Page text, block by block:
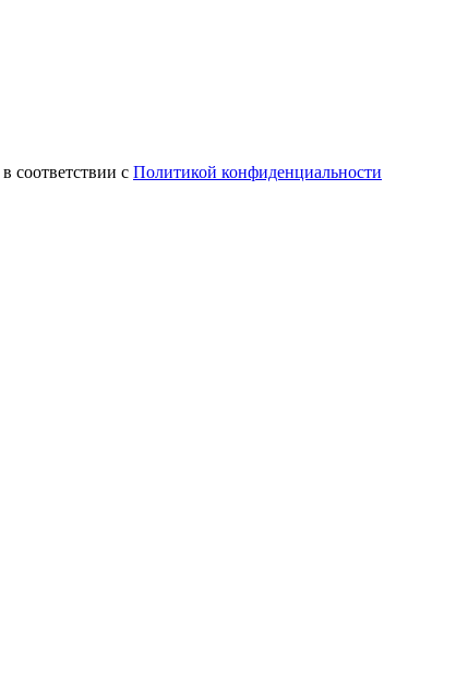
в соответствии с Политикой конфиденциальности